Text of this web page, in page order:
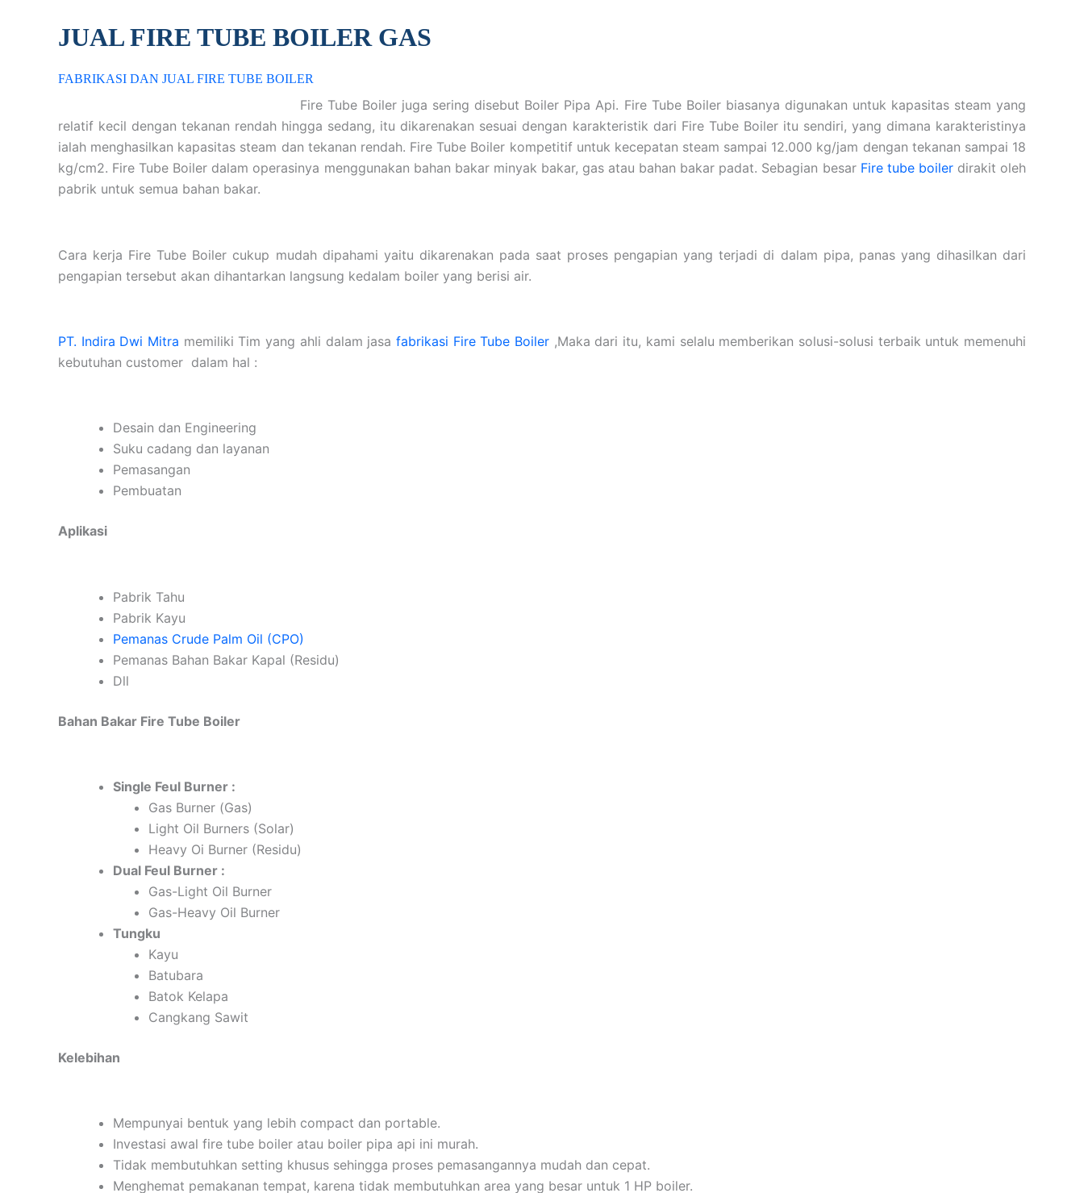
JUAL FIRE TUBE BOILER GAS
FABRIKASI DAN JUAL FIRE TUBE BOILER
Fire Tube Boiler juga sering disebut Boiler Pipa Api. Fire Tube Boiler biasanya digunakan untuk kapasitas steam yang
relatif kecil dengan tekanan rendah hingga sedang, itu dikarenakan sesuai dengan karakteristik dari Fire Tube Boiler itu sendiri, yang dimana karakteristinya
ialah menghasilkan kapasitas steam dan tekanan rendah. Fire Tube Boiler kompetitif untuk kecepatan steam sampai 12.000 kg/jam dengan tekanan sampai 18
kg/cm2. Fire Tube Boiler dalam operasinya menggunakan bahan bakar minyak bakar, gas atau bahan bakar padat. Sebagian besar Fire tube boilerdirakit oleh
pabrik untuk semua bahan bakar.
Cara kerja Fire Tube Boiler cukup mudah dipahami yaitu dikarenakan pada saat proses pengapian yang terjadi di dalam pipa, panas yang dihasilkan dari
pengapian tersebut akan dihantarkan langsung kedalam boiler yang berisi air.
PT. Indira Dwi Mitra memiliki Tim yang ahli dalam jasa fabrikasi Fire Tube Boiler ,Maka dari itu, kami selalu memberikan solusi-solusi terbaik untuk memenuhi
kebutuhan customer dalam hal :
Desain dan Engineering
Suku cadang dan layanan
Pemasangan
Pembuatan
Aplikasi
Pabrik Tahu
Pabrik Kayu
Pemanas Crude Palm Oil (CPO)
Pemanas Bahan Bakar Kapal (Residu)
Dll
Bahan Bakar Fire Tube Boiler
Single Feul Burner :
Gas Burner (Gas)
Light Oil Burners (Solar)
Heavy Oi Burner (Residu)
Dual Feul Burner :
Gas-Light Oil Burner
Gas-Heavy Oil Burner
Tungku
Kayu
Batubara
Batok Kelapa
Cangkang Sawit
Kelebihan
Mempunyai bentuk yang lebih compact dan portable.
Investasi awal fire tube boiler atau boiler pipa api ini murah.
Tidak membutuhkan setting khusus sehingga proses pemasangannya mudah dan cepat.
Menghemat pemakanan tempat, karena tidak membutuhkan area yang besar untuk 1 HP boiler.